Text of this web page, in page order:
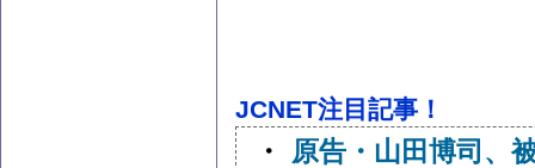
JCNET注目記事！
・
原告・山田博司、